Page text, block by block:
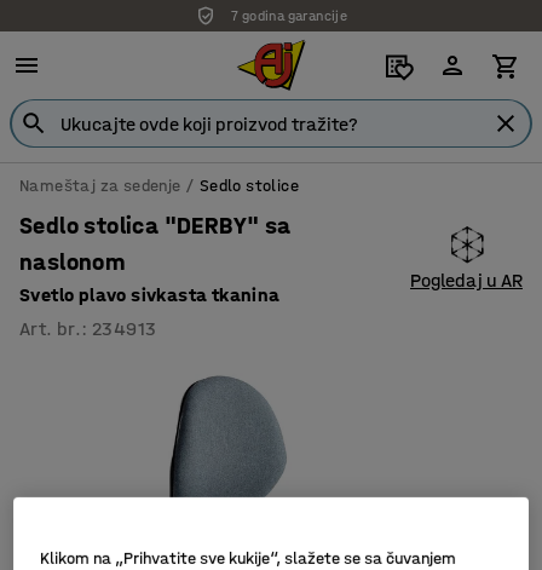
7 godina garancije
Nameštaj za sedenje Sedlo stolice
Sedlo stolica "DERBY" sa
naslonom
Svetlo plavo sivkasta tkanina
Art. br. : 234913
Pogledaj u AR
Klikom na „Prihvatite sve kukije“, slažete se sa čuvanjem